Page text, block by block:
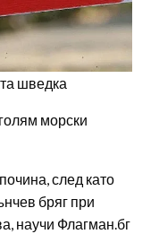
шведка
морски
след като
бряг при
научи Флагман.бг